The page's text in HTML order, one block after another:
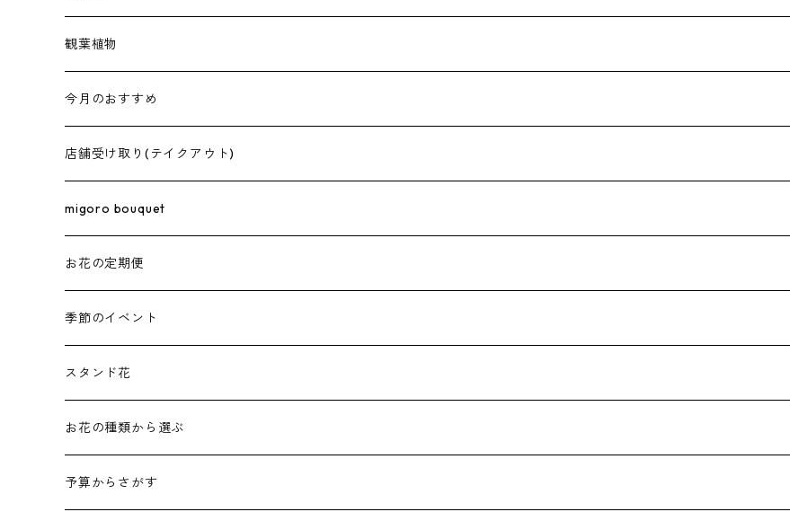
スタンド
価格で選ぶ
3,000円〜
5,000円〜
ペット用のお祝いフラワー
価格で選ぶ
20,000円〜
30,000円〜
観葉植物
4.5号
5号
5.5号
6号
7号
8号
10号
今月のおすすめ
花束･ブーケ
アレンジメント
店舗受け取り(テイクアウト)
migoro bouquet
お花の定期便
榊（さかき）
季節のイベント
お正月
しめ縄
成人式
バレンタイン / ホワイトデー
スタンド花
お祝いスタンド
1段
お供えスタンド
お花の種類から選ぶ
バラ
予算からさがす